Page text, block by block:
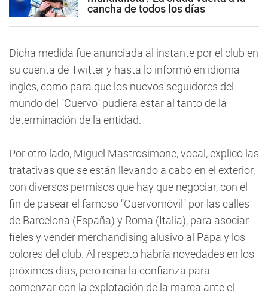
cancha de todos los días
Dicha medida fue anunciada al instante por el club en
su cuenta de Twitter y hasta lo informó en idioma
inglés, como para que los nuevos seguidores del
mundo del "Cuervo" pudiera estar al tanto de la
determinación de la entidad.
Por otro lado, Miguel Mastrosimone, vocal, explicó las
tratativas que se están llevando a cabo en el exterior,
con diversos permisos que hay que negociar, con el
fin de pasear el famoso "Cuervomóvil" por las calles
de Barcelona (España) y Roma (Italia), para asociar
fieles y vender merchandising alusivo al Papa y los
colores del club. Al respecto habría novedades en los
próximos días, pero reina la confianza para
comenzar con la explotación de la marca ante el